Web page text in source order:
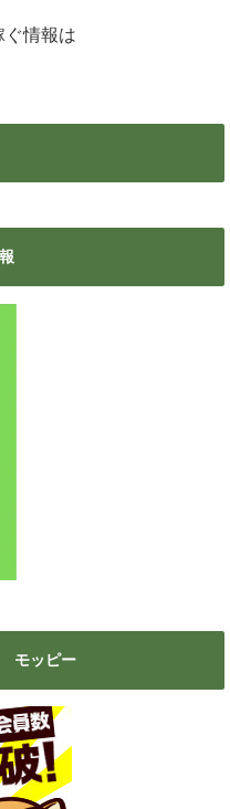
ぐ情報は
モッピー